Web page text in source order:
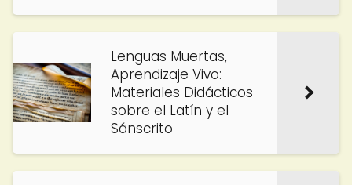
Lenguas Muertas,
Aprendizaje Vivo:
Materiales Didácticos
sobre el Latín y el
Sánscrito